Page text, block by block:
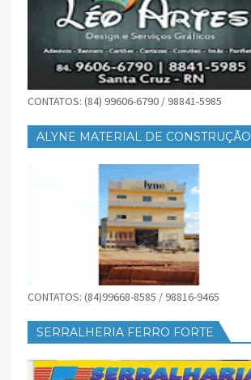
CONTATOS: (84) 99606-6790 / 98841-5985
ALYNE MATERIAL DE CONSTRUÇÃO
CONTATOS: (84)99668-8585 / 98816-9465
SERRALHERIA FERRO FORTE